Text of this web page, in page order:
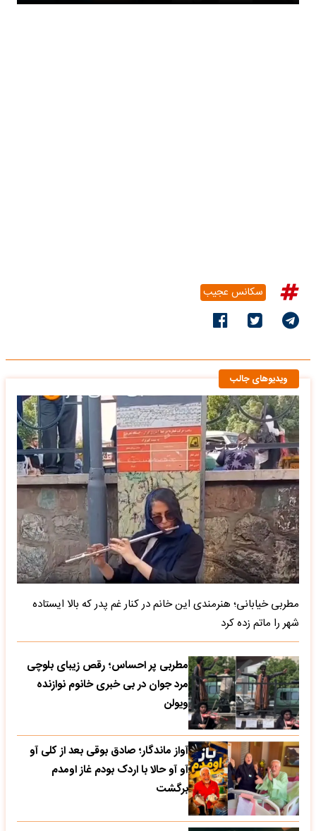
سکانس عجیب
ویدیوهای جالب
مطربی خیابانی؛ هنرمندی این خانم در کنار غم پدر که بالا ایستاده
شهر را ماتم زده کرد
مطربی پر احساس؛ رقص زیبای بلوچی
مرد جوان در بی خبری خانوم نوازنده
ویولن
آواز ماندگار؛ صادق بوقی بعد از کلی آو
آو آو حالا با اردک بودم غاز اومدم
برگشت